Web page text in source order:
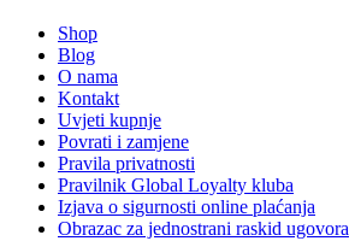
Shop
Blog
O nama
Kontakt
Uvjeti kupnje
Povrati i zamjene
Pravila privatnosti
Pravilnik Global Loyalty kluba
Izjava o sigurnosti online plaćanja
Obrazac za jednostrani raskid ugovora